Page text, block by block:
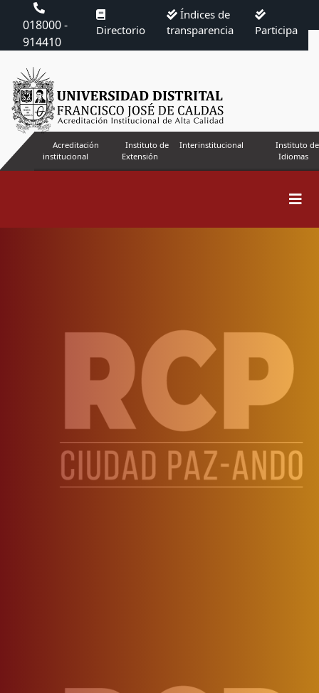
018000 -
914410
Directorio
Índices de
transparencia
Participa
Acreditación
institucional
Instituto de
Extensión
Interinstitucional
Instituto de
Idiomas